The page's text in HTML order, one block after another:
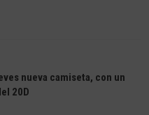
nueva camiseta, con un
20D